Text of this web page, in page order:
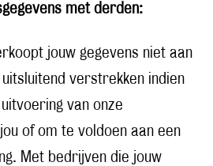
met derden:
jouw gegevens niet aan
verstrekken indien
van onze
of om te voldoen aan een
Met bedrijven die jouw